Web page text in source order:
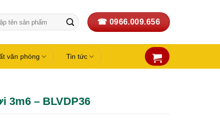
☎ 0966.009.656
văn phòng Tin tức
3m6 – BLVDP36